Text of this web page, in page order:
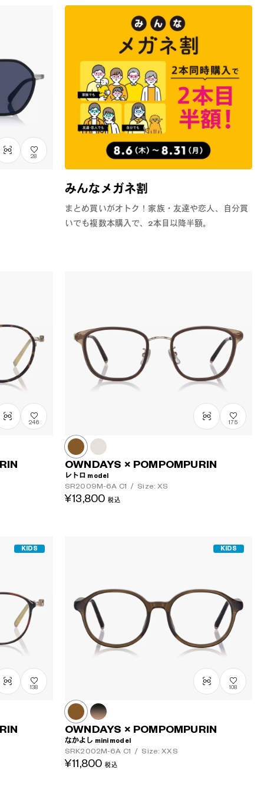
みんなメガネ割
まとめ買いがオトク！家族・友達や恋人、自分買
いでも複数本購入で、2本目以降半額。
28
246 175
OWNDAYS × POMPOMPURIN
レトロ model
SR2009M-6A C1 / Size: XS
¥13,800 税込
KIDS
138
KIDS
108
OWNDAYS × POMPOMPURIN
なかよし mini model
SRK2002M-6A C1 / Size: XXS
¥11,800 税込